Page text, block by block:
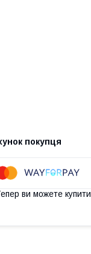
покупця
ви можете купити